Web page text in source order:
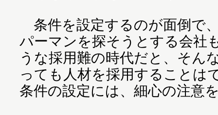
条件を設定するのが面倒で
パーマンを探そうとする会社
うな採用難の時代だと、そん
っても人材を採用することは
条件の設定には、細心の注意